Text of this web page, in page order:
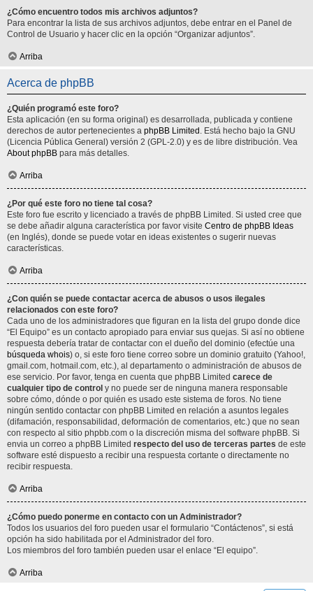
¿Cómo encuentro todos mis archivos adjuntos?
Para encontrar la lista de sus archivos adjuntos, debe entrar en el Panel de
Control de Usuario y hacer clic en la opción “Organizar adjuntos”.
Arriba
Acerca de phpBB
¿Quién programó este foro?
Esta aplicación (en su forma original) es desarrollada, publicada y contiene
derechos de autor pertenecientes a phpBB Limited . Está hecho bajo la GNU
(Licencia Pública General) versión 2 (GPL-2.0) y es de libre distribución. Vea
About phpBB para más detalles.
Arriba
¿Por qué este foro no tiene tal cosa?
Este foro fue escrito y licenciado a través de phpBB Limited. Si usted cree que
se debe añadir alguna característica por favor visite Centro de phpBB Ideas
(en Inglés), donde se puede votar en ideas existentes o sugerir nuevas
características.
Arriba
¿Con quién se puede contactar acerca de abusos o usos ilegales
relacionados con este foro?
Cada uno de los administradores que figuran en la lista del grupo donde dice
“El Equipo” es un contacto apropiado para enviar sus quejas. Si así no obtiene
respuesta debería tratar de contactar con el dueño del dominio (efectúe una
búsqueda whois) o, si este foro tiene correo sobre un dominio gratuito (Yahoo!,
gmail.com, hotmail.com, etc.), al departamento o administración de abusos de
ese servicio. Por favor, tenga en cuenta que phpBB Limited carece de
cualquier tipo de control y no puede ser de ninguna manera responsable
sobre cómo, dónde o por quién es usado este sistema de foros. No tiene
ningún sentido contactar con phpBB Limited en relación a asuntos legales
(difamación, responsabilidad, deformación de comentarios, etc.) que no sean
con respecto al sitio phpbb.com o la discreción misma del software phpBB. Si
envia un correo a phpBB Limited respecto del uso de terceras partes de este
software esté dispuesto a recibir una respuesta cortante o directamente no
recibir respuesta.
Arriba
¿Cómo puedo ponerme en contacto con un Administrador?
Todos los usuarios del foro pueden usar el formulario “Contáctenos”, si está
opción ha sido habilitada por el Administrador del foro.
Los miembros del foro también pueden usar el enlace “El equipo”.
Arriba